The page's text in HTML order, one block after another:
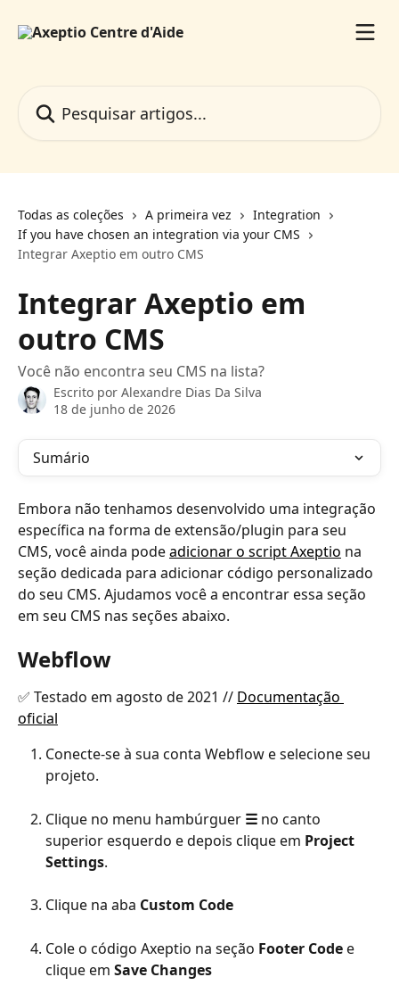
Todas as coleções A primeira vez
Integration
If you have chosen an integration via your CMS
Integrar Axeptio em outro CMS
Integrar Axeptio em
outro CMS
Você não encontra seu CMS na lista?
Escrito por Alexandre Dias Da Silva
18 de junho de 2026
Sumário
Embora não tenhamos desenvolvido uma integração
específica na forma de extensão/plugin para seu
CMS, você ainda pode adicionar o script Axeptio na
seção dedicada para adicionar código personalizado
do seu CMS. Ajudamos você a encontrar essa seção
em seu CMS nas seções abaixo.
Webflow
✅ Testado em agosto de 2021 // Documentação
oficial
Conecte-se à sua conta Webflow e selecione seu
projeto.
Clique no menu hambúrguer ☰ no canto
superior esquerdo e depois clique em Project
Settings.
Clique na aba Custom Code
Cole o código Axeptio na seção Footer Code e
clique em Save Changes